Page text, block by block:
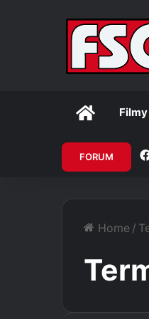
GłównaFilmy
FORUM
Home /